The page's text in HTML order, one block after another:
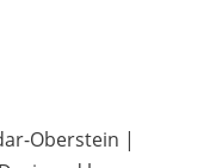
Oberstein |